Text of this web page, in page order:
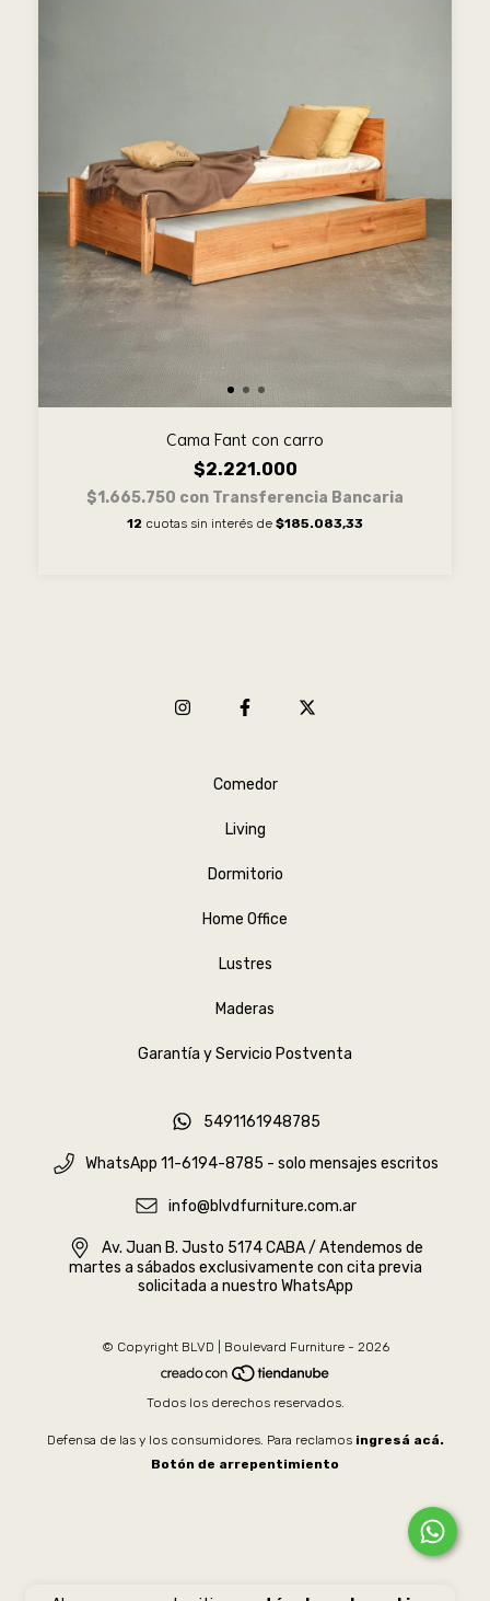
Cama Fant con carro
$2.221.000
$1.665.750 con Transferencia Bancaria
12 cuotas sin interés de $185.083,33
Comedor
Living
Dormitorio
Home Office
Lustres
Maderas
Garantía y Servicio Postventa
5491161948785
WhatsApp 11-6194-8785 - solo mensajes escritos
info@blvdfurniture.com.ar
Av. Juan B. Justo 5174 CABA / Atendemos de
martes a sábados exclusivamente con cita previa
solicitada a nuestro WhatsApp
© Copyright BLVD | Boulevard Furniture - 2026
Todos los derechos reservados.
Defensa de las y los consumidores. Para reclamos ingresá acá.
Botón de arrepentimiento